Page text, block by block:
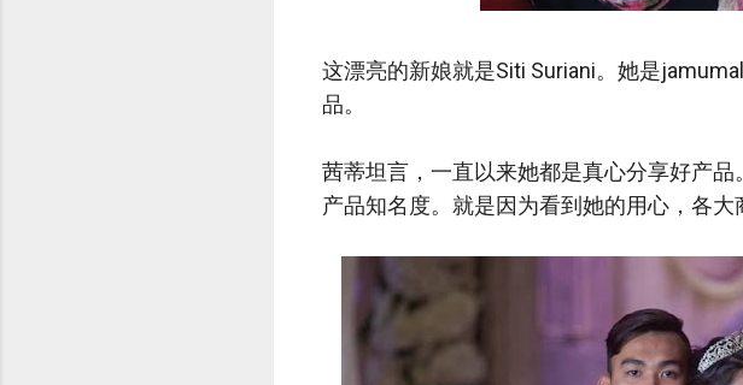
这漂亮的新娘就是Siti Suriani。她是
品。
茜蒂坦言，一直以来她都是真心分享好产
产品知名度。就是因为看到她的用心，各大